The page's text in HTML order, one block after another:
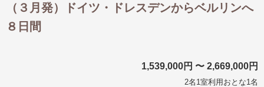
（３月発）ドイツ・ドレスデンからベルリンへ
８日間
1,539,000円 〜 2,669,000円
2名1室利用おとな1名